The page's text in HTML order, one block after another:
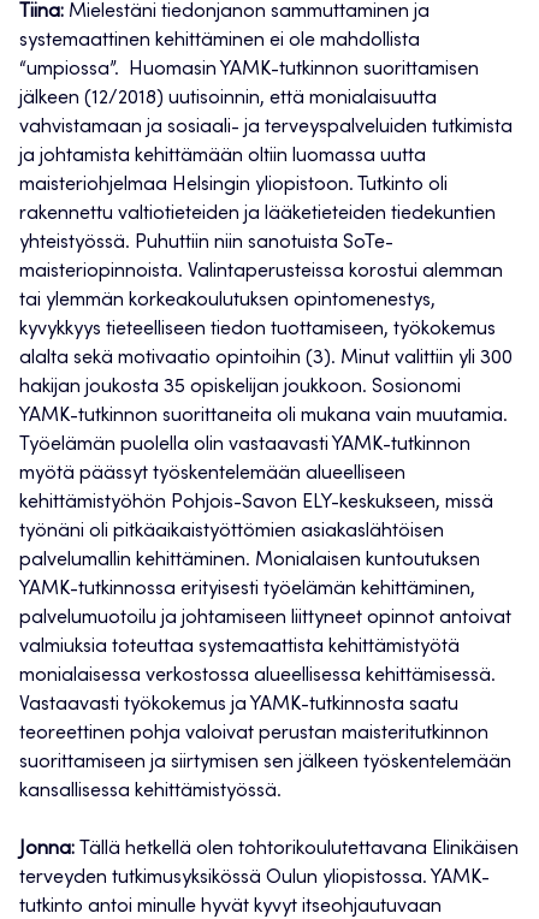
Tiina: Mielestäni tiedonjanon sammuttaminen ja
systemaattinen kehittäminen ei ole mahdollista
“umpiossa”. Huomasin YAMK-tutkinnon suorittamisen
jälkeen (12/2018) uutisoinnin, että monialaisuutta
vahvistamaan ja sosiaali- ja terveyspalveluiden tutkimista
ja johtamista kehittämään oltiin luomassa uutta
maisteriohjelmaa Helsingin yliopistoon. Tutkinto oli
rakennettu valtiotieteiden ja lääketieteiden tiedekuntien
yhteistyössä. Puhuttiin niin sanotuista SoTe-
maisteriopinnoista. Valintaperusteissa korostui alemman
tai ylemmän korkeakoulutuksen opintomenestys,
kyvykkyys tieteelliseen tiedon tuottamiseen, työkokemus
alalta sekä motivaatio opintoihin (3). Minut valittiin yli 300
hakijan joukosta 35 opiskelijan joukkoon. Sosionomi
YAMK-tutkinnon suorittaneita oli mukana vain muutamia.
Työelämän puolella olin vastaavasti YAMK-tutkinnon
myötä päässyt työskentelemään alueelliseen
kehittämistyöhön Pohjois-Savon ELY-keskukseen, missä
työnäni oli pitkäaikaistyöttömien asiakaslähtöisen
palvelumallin kehittäminen. Monialaisen kuntoutuksen
YAMK-tutkinnossa erityisesti työelämän kehittäminen,
palvelumuotoilu ja johtamiseen liittyneet opinnot antoivat
valmiuksia toteuttaa systemaattista kehittämistyötä
monialaisessa verkostossa alueellisessa kehittämisessä.
Vastaavasti työkokemus ja YAMK-tutkinnosta saatu
teoreettinen pohja valoivat perustan maisteritutkinnon
suorittamiseen ja siirtymisen sen jälkeen työskentelemään
kansallisessa kehittämistyössä.
Jonna: Tällä hetkellä olen tohtorikoulutettavana Elinikäisen
terveyden tutkimusyksikössä Oulun yliopistossa. YAMK-
tutkinto antoi minulle hyvät kyvyt itseohjautuvaan